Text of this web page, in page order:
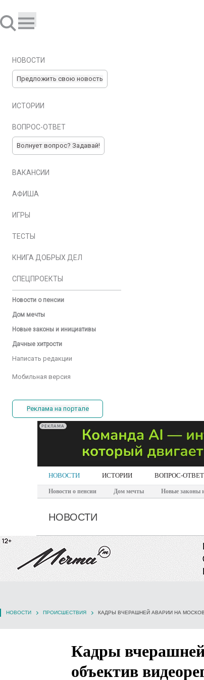
НОВОСТИ
Предложить свою новость
ИСТОРИИ
ВОПРОС-ОТВЕТ
Волнует вопрос? Задавай!
ВАКАНСИИ
АФИША
ИГРЫ
ТЕСТЫ
КНИГА ДОБРЫХ ДЕЛ
СПЕЦПРОЕКТЫ
Новости о пенсии
Дом мечты
Новые законы и инициативы
Дачные хитрости
Написать редакции
Мобильная версия
Реклама на портале
РЕКЛАМА
НОВОСТИ ИСТОРИИ ВОПРОС-ОТВЕТ
Новости о пенсии Дом мечты Новые законы
НОВОСТИ
НОВОСТИ ПРОИСШЕСТВИЯ КАДРЫ ВЧЕРАШНЕЙ АВАРИИ НА
Кадры
объектив